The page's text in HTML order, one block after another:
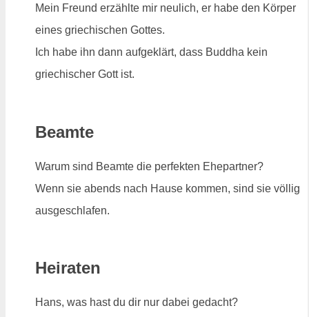
Mein Freund erzählte mir neulich, er habe den Körper
eines griechischen Gottes.
Ich habe ihn dann aufgeklärt, dass Buddha kein
griechischer Gott ist.
Beamte
Warum sind Beamte die perfekten Ehepartner?
Wenn sie abends nach Hause kommen, sind sie völlig
ausgeschlafen.
Heiraten
Hans, was hast du dir nur dabei gedacht?